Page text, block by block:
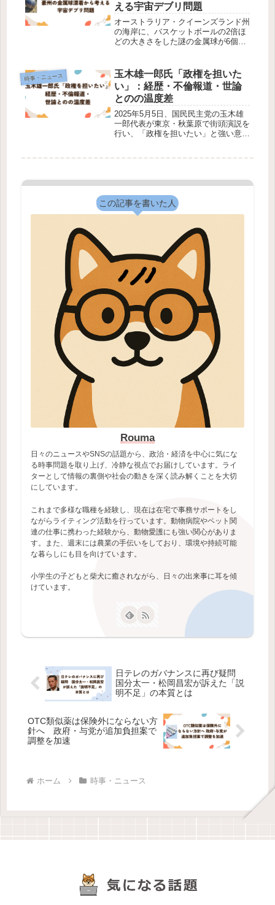
える宇宙デブリ問題
オーストラリア・クイーンズランド州
の海岸に、バスケットボールの2倍ほ
どの大きさをした謎の金属球が6個も
（ASA）は、この物体を「宇宙デブ
リ（宇宙ごみ）の疑いがある」と発表
しています...
時事・ニュース
玉木雄一郎氏「政権を担いた
い」：経歴・不倫報道・世論
とのの温度差
2025年5月5日、国民民主党の玉木雄
一郎代表が東京・秋葉原で街頭演説を
行い、「政権を担いたい」と強い意欲
この記事を書いた人
Rouma
日々のニュースやSNSの話題から、政治・経済を中心に気にな
る時事問題を取り上げ、冷静な視点でお届けしています。ライ
ターとして情報の裏側や社会の動きを深く読み解くことを大切
にしています。
これまで多様な職種を経験し、現在は在宅で事務サポートをし
ながらライティング活動を行っています。動物病院やペット関
連の仕事に携わった経験から、動物愛護にも強い関心がありま
す。また、週末には農業の手伝いをしており、環境や持続可能
な暮らしにも目を向けています。
小学生の子どもと柴犬に癒されながら、日々の出来事に耳を傾
けています。
日テレのガバナンスに再び疑問
国分太一・松岡昌宏が訴えた「説
明不足」の本質とは
OTC類似薬は保険外にならない方
針へ 政府・与党が追加負担案で
調整を加速
ホーム 時事・ニュース